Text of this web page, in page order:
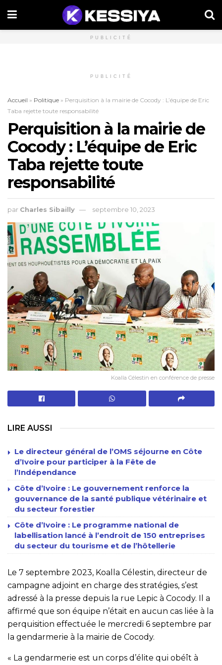
PUBLICITÉ
PUBLICITÉ
Accueil » Politique » Perquisition à la mairie de Cocody : L’équipe de Eric
Taba rejette toute responsabilité
Perquisition à la mairie de
Cocody : L’équipe de Eric
Taba rejette toute
responsabilité
par Charles Sibailly septembre 10, 2023
Koalla Célestin en conférence de presse
LIRE AUSSI
Le directeur général de l’OMS séjourne en Côte
d’Ivoire pour participer à la Fête de
l’Indépendance
Côte d’Ivoire : Le gouvernement renforce la
gouvernance de la santé publique vétérinaire et
du secteur forestier
Côte d’Ivoire : Le programme national de
labellisation lancé à l’endroit de 150 entreprises
du secteur du tourisme et de l’hôtellerie
Le 7 septembre 2023, Koalla Célestin, directeur de
campagne adjoint en charge des stratégies, s’est
adressé à la presse depuis la rue Lepic à Cocody. Il a
affirmé que son équipe n’était en aucun cas liée à la
perquisition effectuée le mercredi 6 septembre par
la gendarmerie à la mairie de Cocody.
« La gendarmerie est un corps d’élite qui obéît à